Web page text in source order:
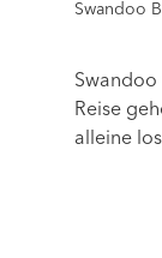
Swandoo
Swandoo
Reise
alleine